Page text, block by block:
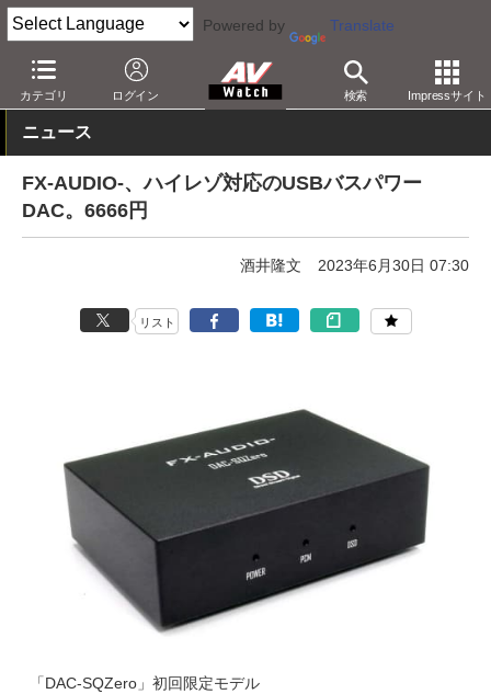
Powered by Translate
カテゴリ ログイン 検索 Impressサイト
AV Watch 製品 USB DAC その他
ニュース
FX-AUDIO-、ハイレゾ対応のUSBバスパワー
DAC。6666円
酒井隆文 2023年6月30日 07:30
リスト
「DAC-SQZero」初回限定モデル